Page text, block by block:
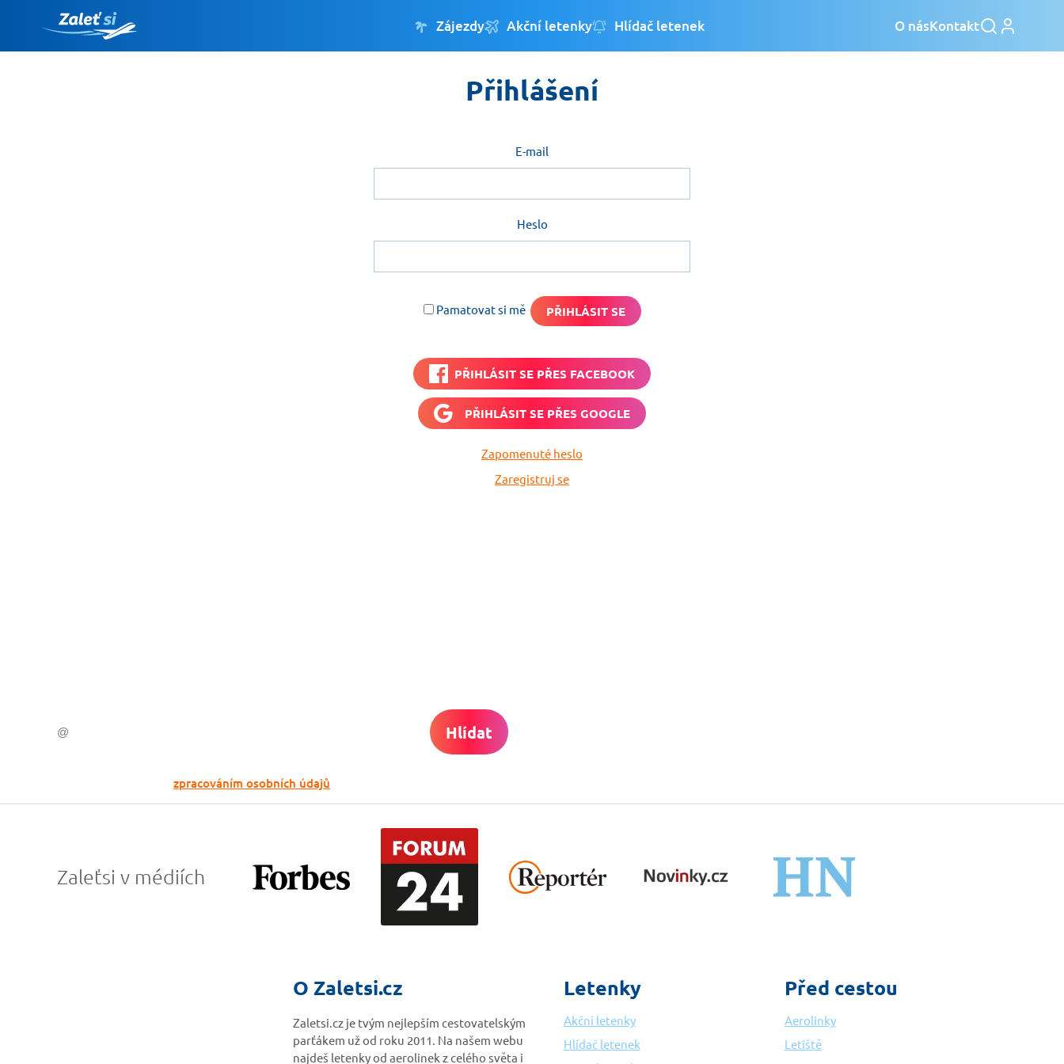
Zájezdy Akční letenky Hlídač letenek O násKontakt
Přihlášení
E-mail
Heslo
Pamatovat si mě
PŘIHLÁSIT SE PŘES FACEBOOK
PŘIHLÁSIT SE PŘES GOOGLE
Zapomenuté heslo
Zaregistruj se
Hlídat
zpracováním osobních údajů
Zaleťsi v médiích
O Zaletsi.cz
Zaletsi.cz je tvým nejlepším cestovatelským
parťákem už od roku 2011. Na našem webu
najdeš letenky od aerolinek z celého světa i
Letenky
Akční letenky
Hlídač letenek
Před cestou
Aerolinky
Letiště